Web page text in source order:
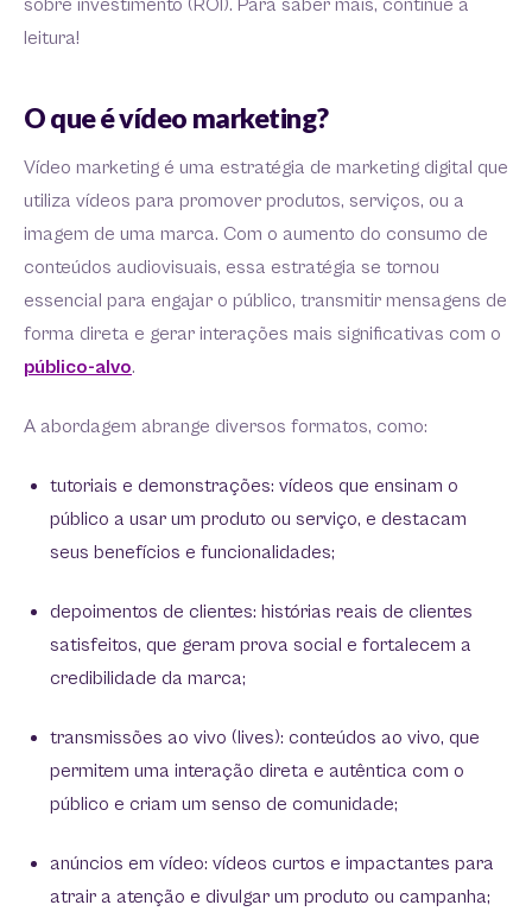
sobre investimento (ROI). Para saber mais, continue a
leitura!
O que é vídeo marketing?
Vídeo marketing é uma estratégia de marketing digital que
utiliza vídeos para promover produtos, serviços, ou a
imagem de uma marca. Com o aumento do consumo de
conteúdos audiovisuais, essa estratégia se tornou
essencial para engajar o público, transmitir mensagens de
forma direta e gerar interações mais significativas com o
público-alvo.
A abordagem abrange diversos formatos, como:
tutoriais e demonstrações: vídeos que ensinam o
público a usar um produto ou serviço, e destacam
seus benefícios e funcionalidades;
depoimentos de clientes: histórias reais de clientes
satisfeitos, que geram prova social e fortalecem a
credibilidade da marca;
transmissões ao vivo (lives): conteúdos ao vivo, que
permitem uma interação direta e autêntica com o
público e criam um senso de comunidade;
anúncios em vídeo: vídeos curtos e impactantes para
atrair a atenção e divulgar um produto ou campanha;